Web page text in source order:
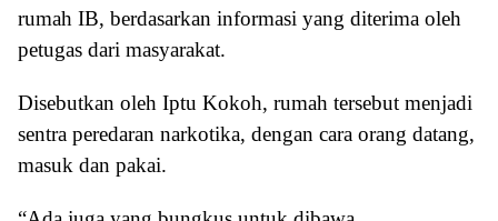
rumah IB, berdasarkan informasi yang diterima oleh
petugas dari masyarakat.
Disebutkan oleh Iptu Kokoh, rumah tersebut menjadi
sentra peredaran narkotika, dengan cara orang datang,
masuk dan pakai.